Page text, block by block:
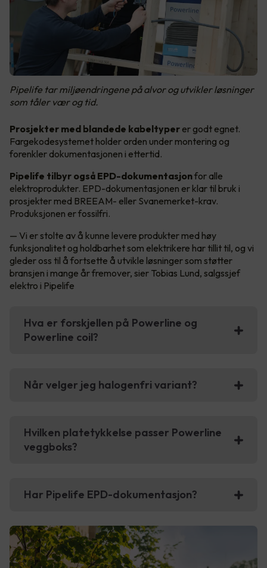
Pipelife tar miljøendringene på alvor og utvikler løsninger
som tåler vær og tid.
Prosjekter med blandede kabeltyper er godt egnet.
Fargekodesystemet holder orden under montering og
forenkler dokumentasjonen i ettertid.
Pipelife tilbyr også EPD-dokumentasjonfor alle
elektroprodukter. EPD-dokumentasjonen er klar til bruk i
prosjekter med BREEAM- eller Svanemerket-krav.
Produksjonen er fossilfri.
— Vi er stolte av å kunne levere produkter med høy
funksjonalitet og holdbarhet som elektrikere har tillit til, og vi
gleder oss til å fortsette å utvikle løsninger som støtter
bransjen i mange år fremover, sier Tobias Lund, salgssjef
elektro i Pipelife
Hva er forskjellen på Powerline og
Powerline coil?
Når velger jeg halogenfri variant?
Hvilken platetykkelse passer Powerline
veggboks?
Har Pipelife EPD-dokumentasjon?